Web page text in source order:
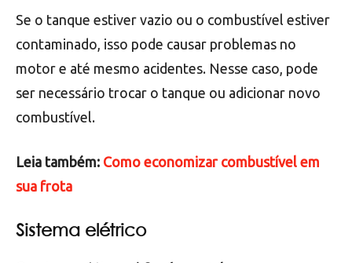
Combustível
Paragarantir que o veículo tenha combustível
suficiente e de boa qualidadepara o
funcionamento correto.
Se o tanque estiver vazio ou o combustível estiver
contaminado, isso pode causar problemas no
motor e até mesmo acidentes. Nesse caso, pode